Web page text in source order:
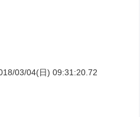
03/04(日) 09:31:20.72